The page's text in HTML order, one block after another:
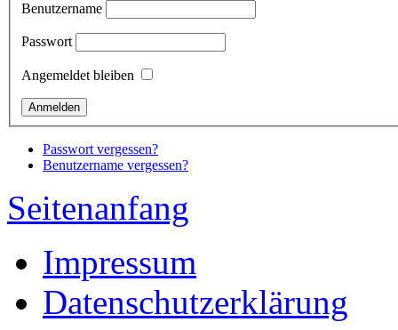
Benutzername
Passwort
Angemeldet bleiben
Passwort vergessen?
Benutzername vergessen?
Seitenanfang
Impressum
Datenschutzerklärung